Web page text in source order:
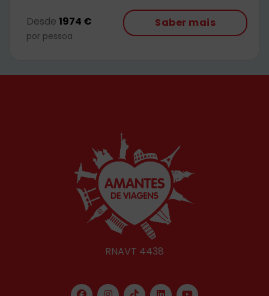
Desde 1974 €
por pessoa
Saber mais
RNAVT 4438